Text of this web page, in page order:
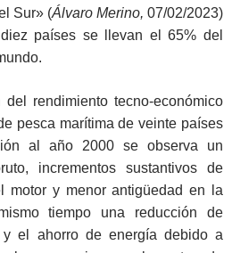
Sur» (Álvaro Merino, 07/02/2023)
países se llevan el 65% del
rendimiento tecno-económico
pesca marítima de veinte países
al año 2000 se observa un
incrementos sustantivos de
motor y menor antigüedad en la
tiempo una reducción de
y el ahorro de energía debido a